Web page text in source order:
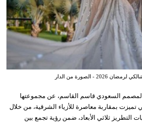
2026 - الصورة من الدار
السعودي قاسم القاسم، عن مجموعتها
2026، والتي تميزت بمقاربة معاصرة للأزياء الشرقية، من خلال
التطريز ثلاثي الأبعاد، ضمن رؤية تجمع بين